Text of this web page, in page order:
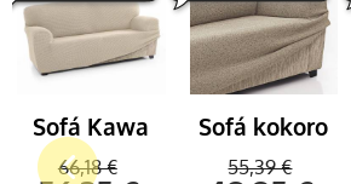
Sofá Kawa
66,18 €
Sofá kokoro
55,39 €